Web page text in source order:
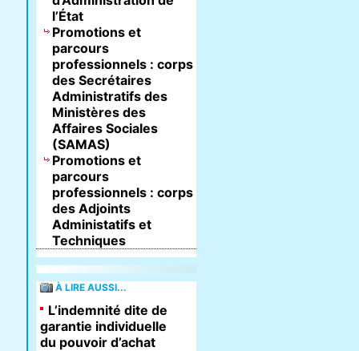
l’État
Promotions et
parcours
professionnels : corps
des Secrétaires
Administratifs des
Ministères des
Affaires Sociales
(SAMAS)
Promotions et
parcours
professionnels : corps
des Adjoints
Administatifs et
Techniques
À LIRE AUSSI...
L’indemnité dite de
garantie individuelle
du pouvoir d’achat